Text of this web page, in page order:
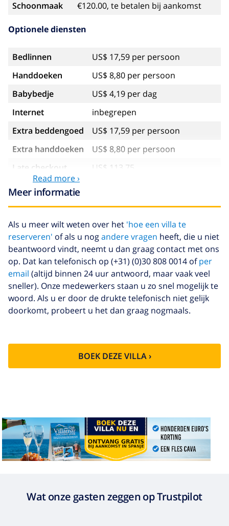
Schoonmaak €120.00, te betalen bij aankomst
Optionele diensten
Bedlinnen
US$ 17,59 per persoon
Handdoeken
US$ 8,80 per persoon
Babybedje
US$ 4,19 per dag
Internet
inbegrepen
Extra beddengoed
US$ 17,59 per persoon
Extra handdoeken
US$ 8,80 per persoon
Late checkout
US$ 113,75
Extra
schoonmaak
Read more ›
Meer informatie
Als u meer wilt weten over het 'hoe een villa te
reserveren' of als u nogandere vragen heeft, die u niet
beantwoord vindt, neemt u dan graag contact met ons
op. Dat kan telefonisch op (+31) (0)30 808 0014 ofper
email (altijd binnen 24 uur antwoord, maar vaak veel
sneller). Onze medewerkers staan u zo snel mogelijk te
woord. Als u er door de drukte telefonisch niet gelijk
doorkomt, probeert u het dan graag nogmaals.
BOEK DEZE VILLA ›
Wat onze gasten zeggen op Trustpilot